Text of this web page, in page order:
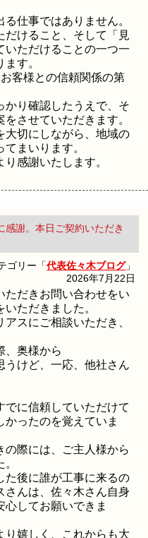
仕事ではありません。
だけること、そして「見
いただけることの一つ一
す。
客様との信頼関係の第
かり確認したうえで、そ
させていただきます。
大切にしながら、地域の
まいります。
感謝いたします。
感謝。本日ご契約いただき
ゴリー「代表佐々木ブログ」
2026年7月22日
ただきお問い合わせをい
ただきました。
スにご相談いただき、
、奥様から
うけど、一応、他社さん
でに信頼していただけて
ったのを覚えていま
の際には、ご主人様から
た後に誰が工事に来るの
さんは、佐々木さん自身
心してお願いできま
り嬉しく、これからも大